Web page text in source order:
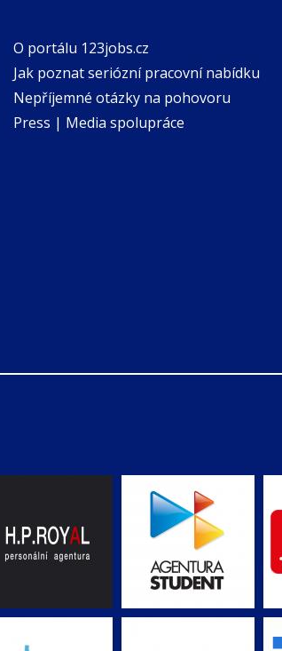
O portálu 123jobs.cz
Jak poznat seriózní pracovní nabídku
Nepříjemné otázky na pohovoru
Press | Media spolupráce